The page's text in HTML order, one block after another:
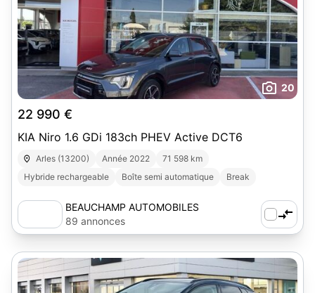
20
22 990 €
KIA Niro 1.6 GDi 183ch PHEV Active DCT6
Arles (13200) Année 2022
71 598 km
Hybride rechargeable
Boîte semi automatique Break
BEAUCHAMP AUTOMOBILES
89 annonces